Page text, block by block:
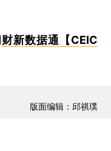
财新数据通【CEIC
版面编辑：邱祺璞